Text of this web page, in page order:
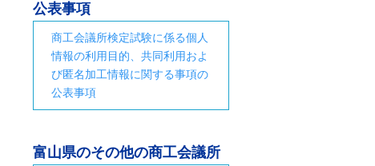
公表事項
商工会議所検定試験に係る個人
情報の利用目的、共同利用およ
び匿名加工情報に関する事項の
公表事項
富山県のその他の商工会議所